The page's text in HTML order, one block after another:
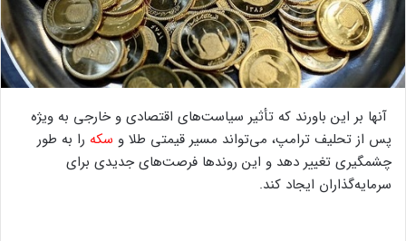
آنها بر این باورند که تأثیر سیاست‌های اقتصادی و خارجی به ویژه
پس از تحلیف ترامپ، می‌تواند مسیر قیمتی طلا و سکه را به طور
چشمگیری تغییر دهد و این روندها فرصت‌های جدیدی برای
سرمایه‌گذاران ایجاد کند.